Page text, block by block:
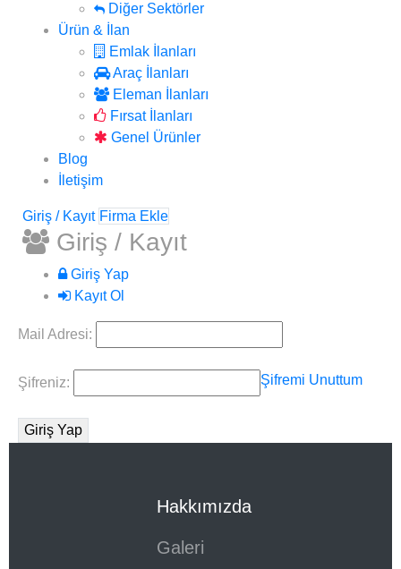
Diğer Sektörler
Ürün & İlan
Emlak İlanları
Araç İlanları
Eleman İlanları
Fırsat İlanları
Genel Ürünler
Blog
İletişim
Giriş / Kayıt Firma Ekle
Giriş / Kayıt
Giriş Yap
Kayıt Ol
Mail Adresi:
Şifreniz: Şifremi Unuttum
Hakkımızda
Galeri